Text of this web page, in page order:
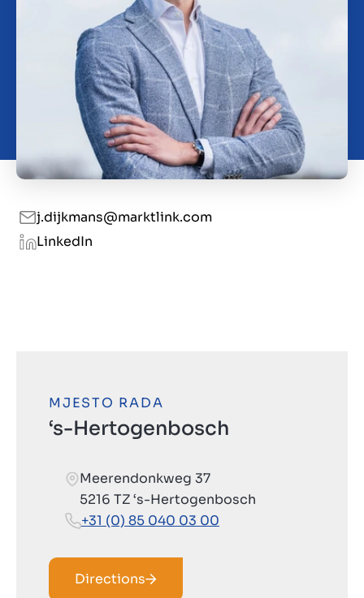
j.dijkmans@marktlink.com
LinkedIn
MJESTO RADA
‘s-Hertogenbosch
Meerendonkweg 37
5216 TZ ‘s-Hertogenbosch
+31 (0) 85 040 03 00
Directions